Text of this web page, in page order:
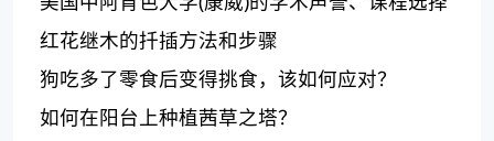
和校园环境如何？
红花继木的扦插方法和步骤
狗吃多了零食后变得挑食，该如何应对？
如何在阳台上种植茜草之塔？